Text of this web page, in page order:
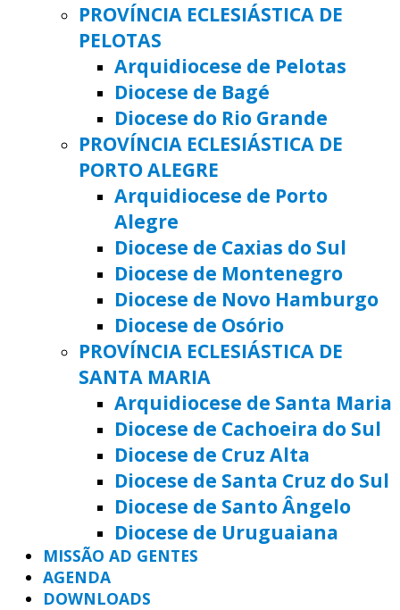
PROVÍNCIA ECLESIÁSTICA DE
PELOTAS
Arquidiocese de Pelotas
Diocese de Bagé
Diocese do Rio Grande
PROVÍNCIA ECLESIÁSTICA DE
PORTO ALEGRE
Arquidiocese de Porto
Alegre
Diocese de Caxias do Sul
Diocese de Montenegro
Diocese de Novo Hamburgo
Diocese de Osório
PROVÍNCIA ECLESIÁSTICA DE
SANTA MARIA
Arquidiocese de Santa Maria
Diocese de Cachoeira do Sul
Diocese de Cruz Alta
Diocese de Santa Cruz do Sul
Diocese de Santo Ângelo
Diocese de Uruguaiana
MISSÃO AD GENTES
AGENDA
DOWNLOADS